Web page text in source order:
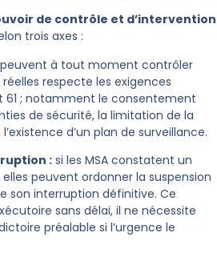
de contrôle et d’intervention
trois axes :
peuvent à tout moment contrôler
respecte les exigences
61 ; notamment le consentement
de sécurité, la limitation de la
d’un plan de surveillance.
: si les MSA constatent un
peuvent ordonner la suspension
son interruption définitive. Ce
sans délai, il ne nécessite
préalable si l’urgence le